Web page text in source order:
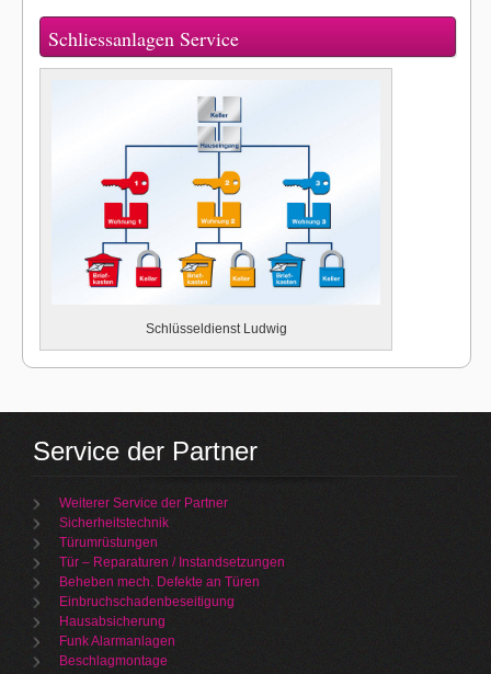
Schliessanlagen Service
Schlüsseldienst Ludwig
Service der Partner
Weiterer Service der Partner
Sicherheitstechnik
Türumrüstungen
Tür – Reparaturen / Instandsetzungen
Beheben mech. Defekte an Türen
Einbruchschadenbeseitigung
Hausabsicherung
Funk Alarmanlagen
Beschlagmontage